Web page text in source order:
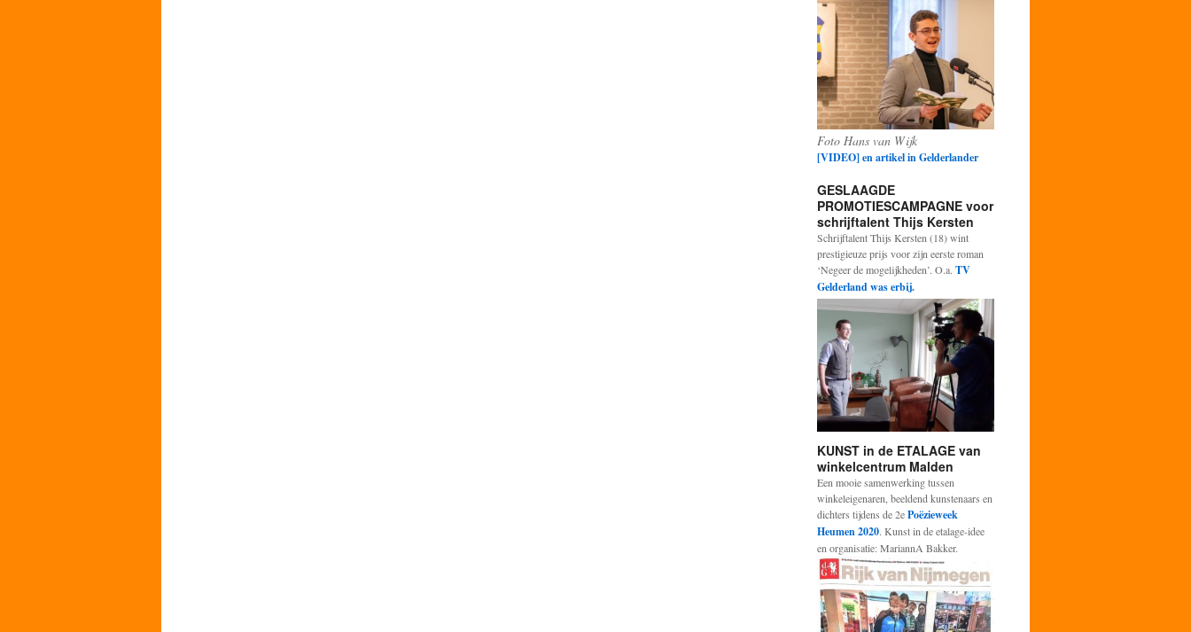
Foto Hans van Wijk
[VIDEO] en artikel in Gelderlander
GESLAAGDE
PROMOTIESCAMPAGNE voor
schrijftalent Thijs Kersten
Schrijftalent Thijs Kersten (18) wint
prestigieuze prijs voor zijn eerste roman
‘Negeer de mogelijkheden’. O.a. TV
Gelderland was erbij.
KUNST in de ETALAGE van
winkelcentrum Malden
Een mooie samenwerking tussen
winkeleigenaren, beeldend kunstenaars en
dichters tijdens de 2ePoëzieweek
Heumen 2020. Kunst in de etalage-idee
en organisatie: MariannA Bakker.